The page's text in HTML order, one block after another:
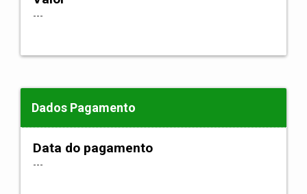
---
Dados Pagamento
Data do pagamento
---